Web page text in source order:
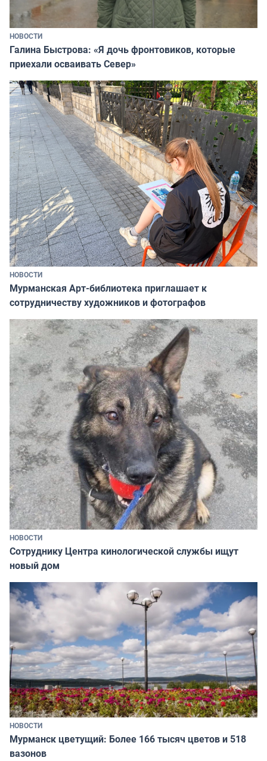
НОВОСТИ
Галина Быстрова: «Я дочь фронтовиков, которые
приехали осваивать Север»
НОВОСТИ
Мурманская Арт-библиотека приглашает к
сотрудничеству художников и фотографов
НОВОСТИ
Сотруднику Центра кинологической службы ищут
новый дом
НОВОСТИ
Мурманск цветущий: Более 166 тысяч цветов и 518
вазонов